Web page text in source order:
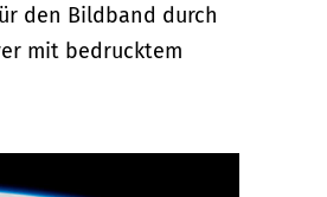
den Bildband durch
mit bedrucktem